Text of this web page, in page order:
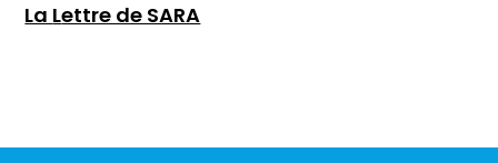
La Lettre de SARA